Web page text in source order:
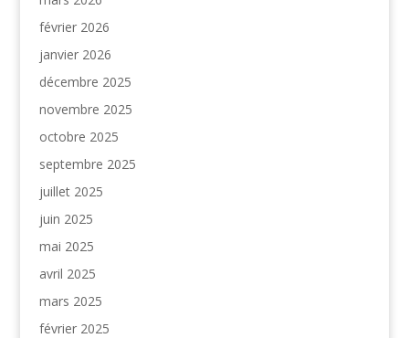
février 2026
janvier 2026
décembre 2025
novembre 2025
octobre 2025
septembre 2025
juillet 2025
juin 2025
mai 2025
avril 2025
mars 2025
février 2025